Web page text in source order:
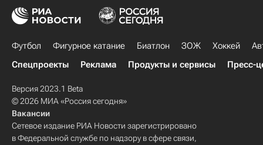
Футбол Фигурное катание Биатлон ЗОЖ Хоккей
Спецпроекты
Реклама Продукты и сервисы Пресс-
Версия 2023.1 Beta
© 2026 МИА «Россия сегодня»
Вакансии
Сетевое издание РИА Новости зарегистрировано
в Федеральной службе по надзору в сфере связи,